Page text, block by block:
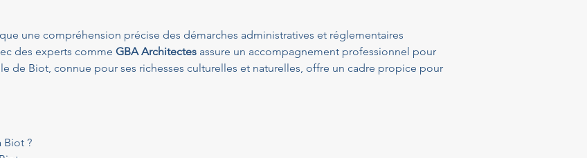
une compréhension précise des démarches administratives et réglementaires
des experts comme GBA Architectes assure un accompagnement professionnel pour
de Biot, connue pour ses richesses culturelles et naturelles, offre un cadre propice pour
Biot ?